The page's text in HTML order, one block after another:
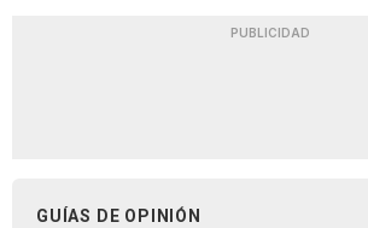
PUBLICIDAD
GUÍAS DE OPINIÓN